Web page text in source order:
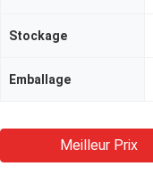
Stockage
Emballage
Meilleur Prix